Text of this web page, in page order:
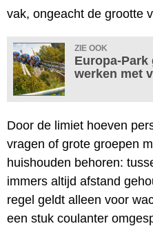
vak, ongeacht de grootte
ZIE OOK
Europa-
werken met
Door de limiet hoeven
vragen of grote groepen
huishouden behoren:
immers altijd afstand
regel geldt alleen voor
een stuk coulanter